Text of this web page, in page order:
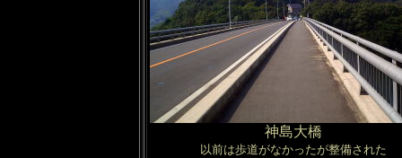
神島大橋
以前は歩道がなかったが整備された